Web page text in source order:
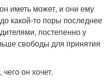
иметь может, и они ему
какой-то поры последнее
постепенно у
свободы для принятия
он хочет.